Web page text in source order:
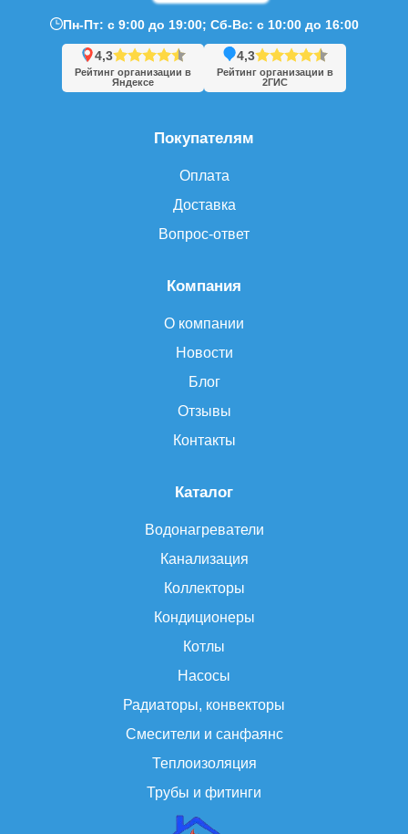
Каталог
Водонагреватели
Канализация
Коллекторы
Кондиционеры
Котлы
Насосы
Радиаторы, конвекторы
Смесители и санфаянс
Теплоизоляция
Трубы и фитинги
Компания
О компании
Новости
Блог
Отзывы
Контакты
Покупателям
Оплата
Доставка
Вопрос-ответ
Пн-Пт: с 9:00 до 19:00; Сб-Вс: с 10:00 до 16:00
4,3
Рейтинг организации в
Яндексе
4,3
Рейтинг организации в
2ГИС